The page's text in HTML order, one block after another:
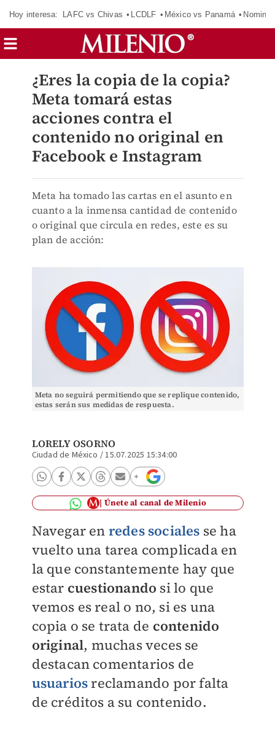
Hoy interesa: LAFC vs Chivas LCDLF México vs Panamá
¿Eres la copia de la copia?
Meta tomará estas
acciones contra el
contenido no original en
Facebook e Instagram
Meta ha tomado las cartas en el asunto en
cuanto a la inmensa cantidad de contenido
o original que circula en redes, este es su
plan de acción:
Meta no seguirá permitiendo que se replique contenido,
estas serán sus medidas de respuesta.
LORELY OSORNO
Ciudad de México /15.07.2025 15:34:00
Únete al canal de Milenio
Navegar en redes sociales se ha
vuelto una tarea complicada en
la que constantemente hay que
estar cuestionando si lo que
vemos es real o no, si es una
copia o se trata de contenido
original, muchas veces se
destacan comentarios de
usuariosreclamando por falta
de créditos a su contenido.